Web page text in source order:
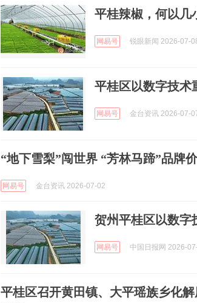
平桂辣椒，何以几
网易号 锐眼新闻 2026-07-
平桂区以数字技术
网易号 金台资讯 2026-07-
“地下雪梨”闯世界 “芳林马蹄”品牌
网易号 金台资讯 2026-07-02
贺州平桂区以数字
网易号 中国日报网 2026-
平桂区召开黄田镇、大平瑶族乡化